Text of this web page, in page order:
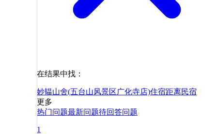
在结果中找：
妙韫山舍(五台山风景区广化寺店)住宿距离民宿
更多
热门问题最新问题待回答问题
1